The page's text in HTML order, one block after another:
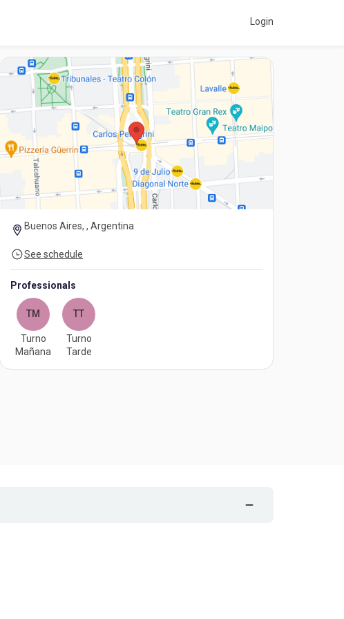
Login
Buenos Aires, , Argentina
See schedule
Professionals
TM
Turno
Mañana
TT
Turno
Tarde